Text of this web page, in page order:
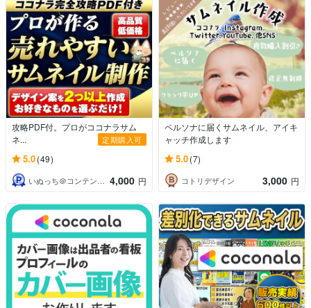
攻略PDF付。プロがココナラサム
ネ...
定期購入可
5.0(49)
いぬっち＠コンテンツ×仕組み化副業のプロ 4,000 円
ペルソナに届くサムネイル、アイキ
ャッチ作成します
5.0(7)
コトリデザイン 3,000 円